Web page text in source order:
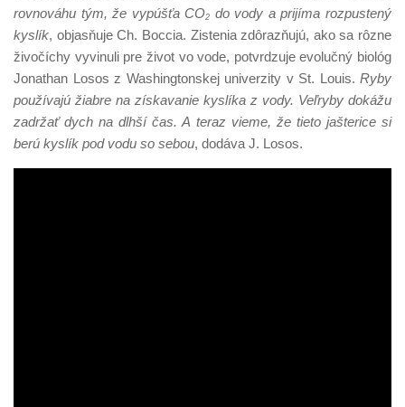
rovnováhu tým, že vypúšťa CO2 do vody a prijíma rozpustený
kyslík, objasňuje Ch. Boccia. Zistenia zdôrazňujú, ako sa rôzne
živočíchy vyvinuli pre život vo vode, potvrdzuje evolučný biológ
Jonathan Losos z Washingtonskej univerzity v St. Louis. Ryby
používajú žiabre na získavanie kyslíka z vody. Veľryby dokážu
zadržať dych na dlhší čas. A teraz vieme, že tieto jašterice si
berú kyslík pod vodu so sebou, dodáva J. Losos.